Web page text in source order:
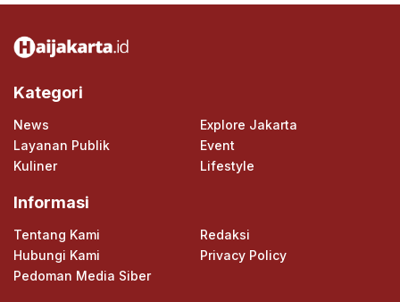
Kategori
News
Explore Jakarta
Layanan Publik
Event
Kuliner
Lifestyle
Informasi
Tentang Kami
Redaksi
Hubungi Kami
Privacy Policy
Pedoman Media Siber